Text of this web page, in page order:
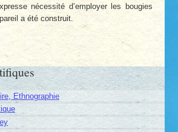
nécessité d’employer les bougies
a été construit.
Ethnographie